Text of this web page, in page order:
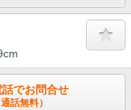
話でお問合せ
通話無料）